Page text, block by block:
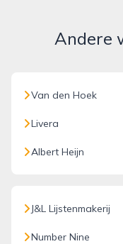
Andere
Van den Hoek
Livera
Albert Heijn
J&L Lijstenmakerij
Number Nine